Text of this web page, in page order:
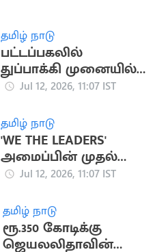
தமிழ் நாடு
பட்டப்பகலில்
துப்பாக்கி முனையில்
ரூ.17 லட்சம் வழிப்பறி
Jul 12, 2026, 11:07 IST
தமிழ் நாடு
'WE THE LEADERS'
அமைப்பின் முதல்
மாநாடு தொடங்கியது
Jul 12, 2026, 11:07 IST
தமிழ் நாடு
ரூ.350 கோடிக்கு
ஜெயலலிதாவின்